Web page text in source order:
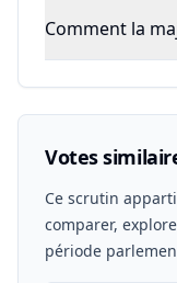
Comment la
Votes
Ce scrutin
comparer,
période